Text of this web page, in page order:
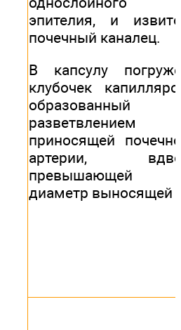
эпителия, и
почечный каналец.
В капсулу
клубочек
образованный
разветвлением
приносящей
артерии,
превышающей
диаметр выносящей